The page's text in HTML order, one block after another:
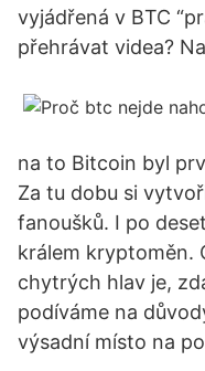
vyjádřená v BTC
přehrávat videa?
na to Bitcoin byl
Za tu dobu si
fanoušků. I po
králem kryptoměn.
chytrých hlav je,
podíváme na
výsadní místo na